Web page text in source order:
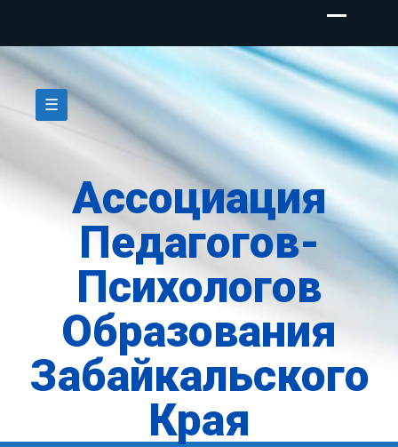
Skip
content
☰
Ассоциация
Педагогов-
Психологов
Образования
Забайкальского
Края